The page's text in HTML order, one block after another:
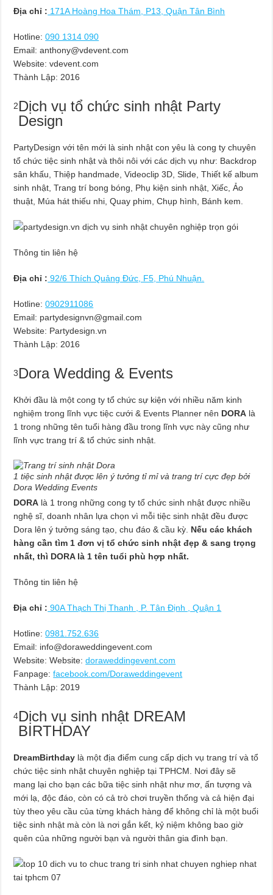
Địa chỉ : 171A Hoàng Hoa Thám, P13, Quận Tân Bình
Hotline: 090 1314 090
Email: anthony@vdevent.com
Website: vdevent.com
Thành Lập: 2016
2Dịch vụ tổ chức sinh nhật Party
Design
PartyDesign với tên mới là sinh nhật con yêu là cong ty chuyên
tổ chức tiệc sinh nhật và thôi nôi với các dịch vụ như: Backdrop
sân khấu, Thiệp handmade, Videoclip 3D, Slide, Thiết kế album
sinh nhật, Trang trí bong bóng, Phụ kiện sinh nhật, Xiếc, Ảo
thuật, Múa hát thiếu nhi, Quay phim, Chụp hình, Bánh kem.
Thông tin liên hệ
Địa chỉ : 92/6 Thích Quảng Đức, F5, Phú Nhuận.
Hotline: 0902911086
Email: partydesignvn@gmail.com
Website: Partydesign.vn
Thành Lập: 2016
3Dora Wedding & Events
Khởi đầu là một cong ty tổ chức sự kiện với nhiều năm kinh
nghiệm trong lĩnh vực tiệc cưới & Events Planner nên DORA là
1 trong những tên tuổi hàng đầu trong lĩnh vực này cũng như
lĩnh vực trang trí & tổ chức sinh nhật.
1 tiệc sinh nhật được lên ý tưởng tỉ mỉ và trang trí cực đẹp bởi
Dora Wedding Events
DORA là 1 trong những cong ty tổ chức sinh nhật được nhiều
nghệ sĩ, doanh nhân lựa chọn vì mỗi tiệc sinh nhật đều được
Dora lên ý tưởng sáng tạo, chu đáo & cầu kỳ. Nếu các khách
hàng cần tìm 1 đơn vị tổ chức sinh nhật đẹp & sang trọng
nhất, thì DORA là 1 tên tuổi phù hợp nhất.
Thông tin liên hệ
Địa chỉ : 90A Thạch Thị Thanh , P. Tân Định , Quận 1
Hotline: 0981.752.636
Email: info@doraweddingevent.com
Website: Website:doraweddingevent.com
Fanpage:facebook.com/Doraweddingevent
Thành Lập: 2019
4Dịch vụ sinh nhật DREAM
BIRTHDAY
DreamBirthday là một địa điểm cung cấp dịch vụ trang trí và tổ
chức tiệc sinh nhật chuyên nghiệp tại TPHCM. Nơi đây sẽ
mang lại cho bạn các bữa tiệc sinh nhật như mơ, ấn tượng và
mới lạ, độc đáo, còn có cả trò chơi truyền thống và cả hiện đại
tùy theo yêu cầu của từng khách hàng để không chỉ là một buổi
tiệc sinh nhật mà còn là nơi gắn kết, kỷ niệm không bao giờ
quên của những người bạn và người thân gia đình bạn.